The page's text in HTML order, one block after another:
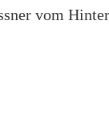
vom